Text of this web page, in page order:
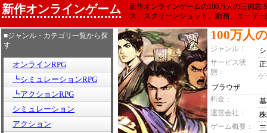
新作オンラインゲーム
新作オンラインゲームの100万人の三国志
ス、スクリーンショット、動画、ユーザ
■ジャンル・カテゴリ一覧から探
す
オンラインRPG
┗シミュレーションRPG
┗アクションRPG
シミュレーション
アクション
100万人
ジャンル：
サービス状
態：
ゲ
ブラウザ
料金：
運営会社：
ゲーム概要：